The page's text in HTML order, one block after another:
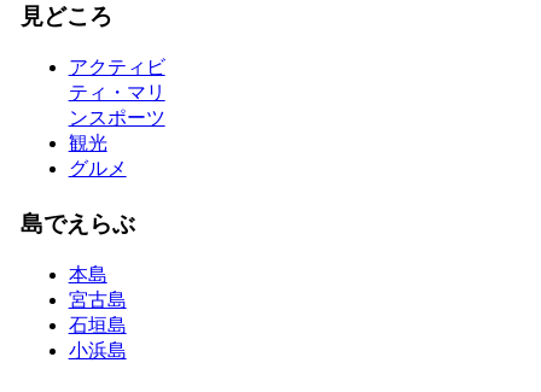
見どころ
アクティビ
ティ・マリ
ンスポーツ
観光
グルメ
島でえらぶ
本島
宮古島
石垣島
小浜島